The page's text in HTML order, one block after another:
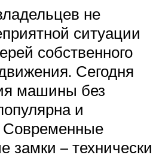
не
ситуации
собственного
Сегодня
машины без
и
Современные
замки – технически